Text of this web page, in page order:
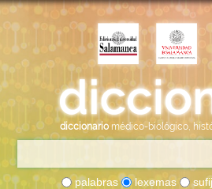
diccionario médico-biológico,
palabras lexemas